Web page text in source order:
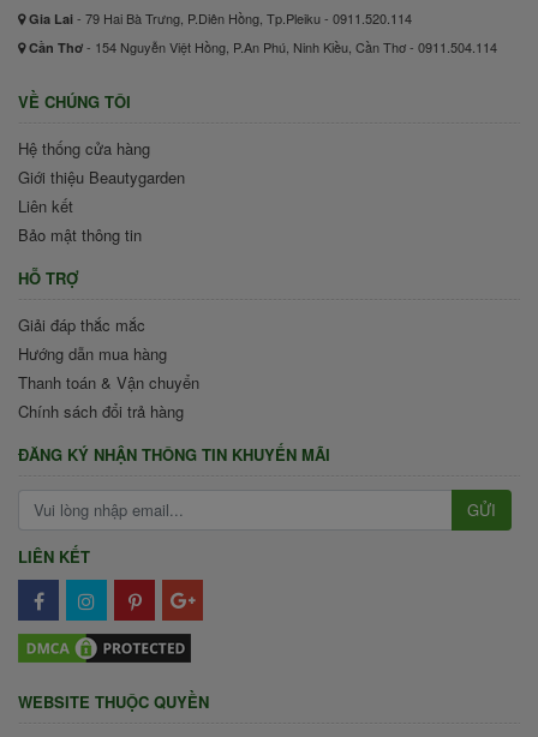
Gia Lai - 79 Hai Bà Trưng, P.Diên Hồng, Tp.Pleiku - 0911.520.114
Cần Thơ - 154 Nguyễn Việt Hồng, P.An Phú, Ninh Kiều, Cần Thơ - 0911.504.114
VỀ CHÚNG TÔI
Hệ thống cửa hàng
Giới thiệu Beautygarden
Liên kết
Bảo mật thông tin
HỖ TRỢ
Giải đáp thắc mắc
Hướng dẫn mua hàng
Thanh toán & Vận chuyển
Chính sách đổi trả hàng
ĐĂNG KÝ NHẬN THÔNG TIN KHUYẾN MÃI
GỬI
LIÊN KẾT
WEBSITE THUỘC QUYỀN